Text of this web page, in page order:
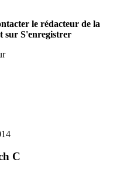
le rédacteur de la
sur S'enregistrer
C